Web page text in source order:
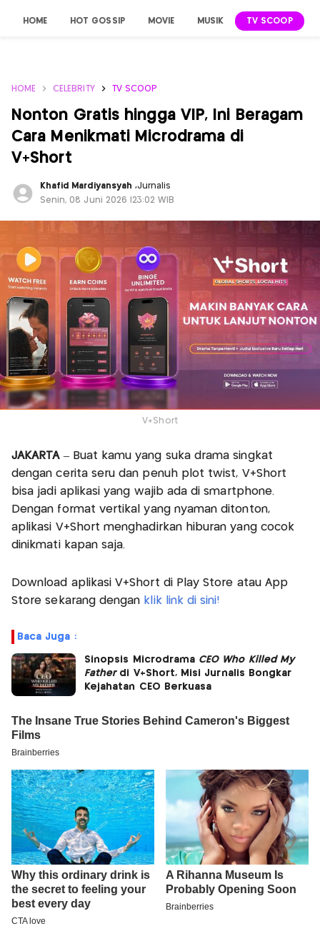
HOME HOT GOSSIP MOVIE MUSIK TV SCOOP
HOME CELEBRITY TV SCOOP
Nonton Gratis hingga VIP, Ini Beragam
Cara Menikmati Microdrama di
V+Short
Khafid Mardiyansyah ,Jurnalis
Senin, 08 Juni 2026 |23:02 WIB
V+Short
JAKARTA– Buat kamu yang suka drama singkat
dengan cerita seru dan penuh plot twist, V+Short
bisa jadi aplikasi yang wajib ada di smartphone.
Dengan format vertikal yang nyaman ditonton,
aplikasi V+Short menghadirkan hiburan yang cocok
dinikmati kapan saja.
Download aplikasi V+Short di Play Store atau App
Store sekarang dengan klik link di sini!
Baca Juga :
Sinopsis Microdrama CEO Who Killed My
Fatherdi V+Short, Misi Jurnalis Bongkar
Kejahatan CEO Berkuasa